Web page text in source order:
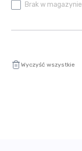
Brak w magazynie
Wyczyść wszystkie